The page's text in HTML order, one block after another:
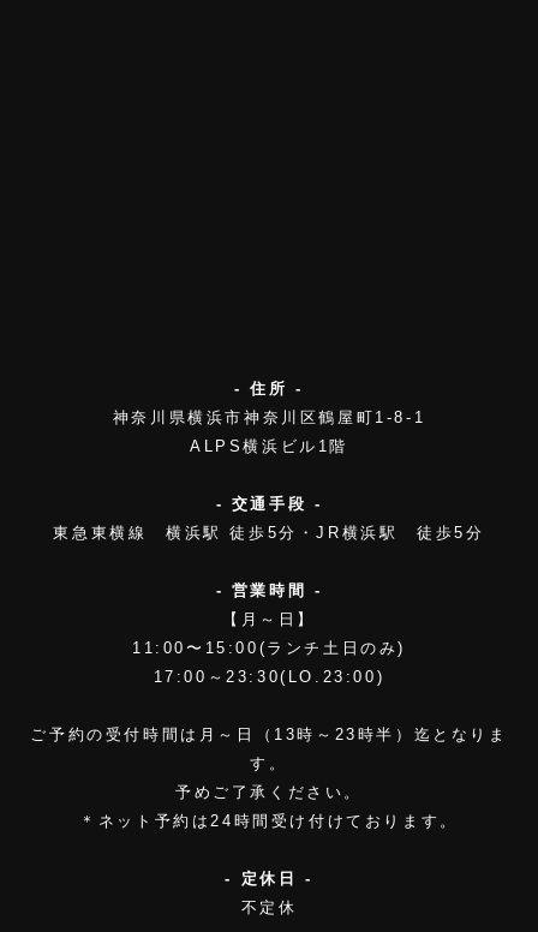
- 住所 -
神奈川県横浜市神奈川区鶴屋町1-8-1
ALPS横浜ビル1階
- 交通手段 -
東急東横線 横浜駅 徒歩5分・JR横浜駅 徒歩5分
- 営業時間 -
【月～日】
11:00〜15:00(ランチ土日のみ)
17:00～23:30(LO.23:00)
ご予約の受付時間は月～日（13時～23時半）迄となりま
す。
予めご了承ください。
＊ネット予約は24時間受け付けております。
- 定休日 -
不定休